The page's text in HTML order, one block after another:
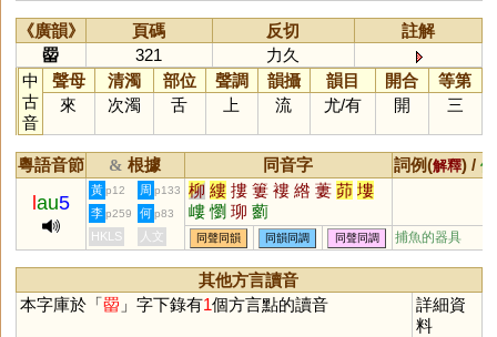
《廣韻》 頁碼 反切
註解
罶
321
力久
中
古
音
聲母 清濁 部位 聲調 韻攝 韻目 開合
等第
來
次濁 舌 上 流 尤/有 開 三
粵語音節 & 根據 同音字 詞例(解釋) /
au5
黃 p12 周 p133 柳 縷 摟 簍 褸 綹 蔞 茆 塿
嶁 懰 珋 藰
李 p259 何 p83
HKLS 人文 同聲同韻 同韻同調 同聲同調 捕魚的器具
其他方言讀音
本字庫於「罶 」字下錄有1個方言點的讀音
詳細資
料